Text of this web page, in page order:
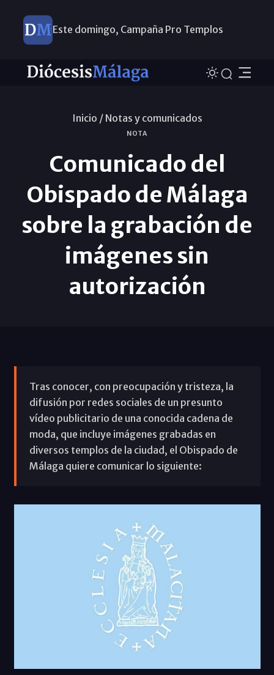
Este domingo, Campaña Pro Templos
Inicio / Notas y comunicados
NOTA
Comunicado del
Obispado de Málaga
sobre la grabación de
imágenes sin
autorización
Tras conocer, con preocupación y tristeza, la
difusión por redes sociales de un presunto
vídeo publicitario de una conocida cadena de
moda, que incluye imágenes grabadas en
diversos templos de la ciudad, el Obispado de
Málaga quiere comunicar lo siguiente: